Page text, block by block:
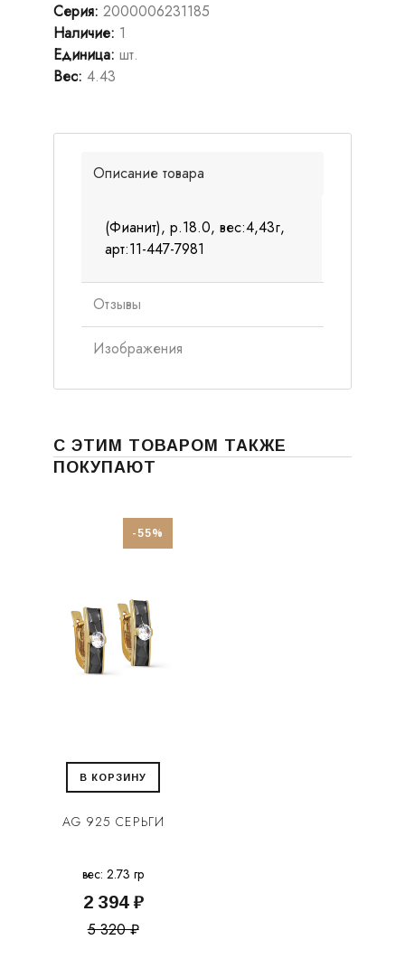
Серия: 2000006231185
Наличие: 1
Единица: шт.
Вес: 4.43
Описание товара
(Фианит), р.18.0, вес:4,43г,
арт:11-447-7981
Отзывы
Изображения
С ЭТИМ ТОВАРОМ ТАКЖЕ
ПОКУПАЮТ
-55%
В КОРЗИНУ
AG 925 СЕРЬГИ
вес: 2.73 гр
2 394 ₽
5 320 ₽